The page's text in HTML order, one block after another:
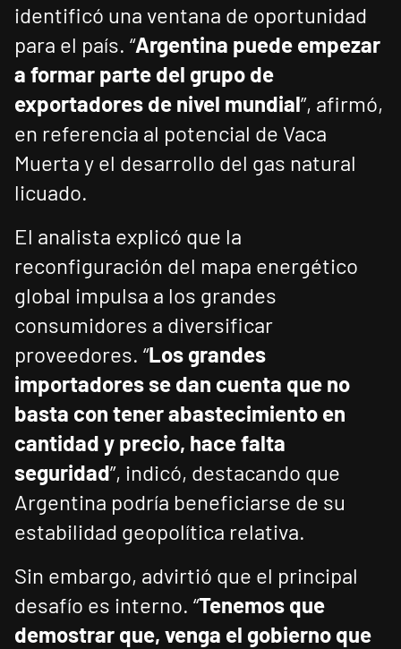
identificó una ventana de oportunidad
para el país. “Argentina puede empezar
a formar parte del grupo de
exportadores de nivel mundial”, afirmó,
en referencia al potencial de Vaca
Muerta y el desarrollo del gas natural
licuado.
El analista explicó que la
reconfiguración del mapa energético
global impulsa a los grandes
consumidores a diversificar
proveedores. “Los grandes
importadores se dan cuenta que no
basta con tener abastecimiento en
cantidad y precio, hace falta
seguridad”, indicó, destacando que
Argentina podría beneficiarse de su
estabilidad geopolítica relativa.
Sin embargo, advirtió que el principal
desafío es interno. “Tenemos que
demostrar que, venga el gobierno que